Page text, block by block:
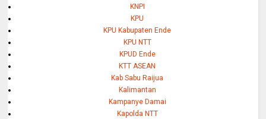
KNPI
KPU
KPU Kabupaten Ende
KPU NTT
KPUD Ende
KTT ASEAN
Kab Sabu Raijua
Kalimantan
Kampanye Damai
Kapolda NTT